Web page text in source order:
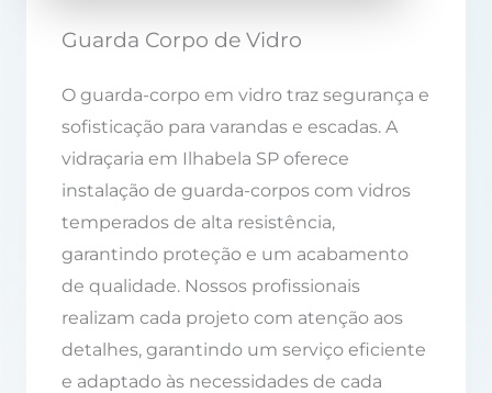
Guarda Corpo de Vidro
O guarda-corpo em vidro traz segurança e
sofisticação para varandas e escadas. A
vidraçaria em Ilhabela SP oferece
instalação de guarda-corpos com vidros
temperados de alta resistência,
garantindo proteção e um acabamento
de qualidade. Nossos profissionais
realizam cada projeto com atenção aos
detalhes, garantindo um serviço eficiente
e adaptado às necessidades de cada